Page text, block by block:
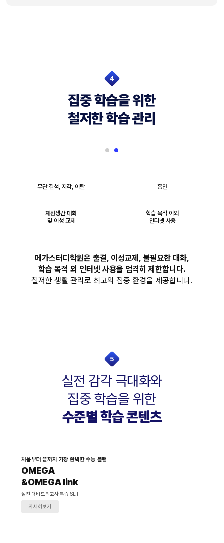
4
집중 학습을 위한
철저한 학습 관리
무단 결석, 지각, 이탈 흡연
재원생간 대화
및 이성 교제
학습 목적 이외
인터넷 사용
메가스터디학원은 출결, 이성교제, 불필요한 대화,
학습 목적 외 인터넷 사용을 엄격히 제한합니다.
철저한 생활 관리로 최고의 집중 환경을 제공합니다.
5
실전 감각 극대화와
집중 학습을 위한
수준별 학습 콘텐츠
처음부터 끝까지 가장 완벽한 수능 플랜
OMEGA
&OMEGA link
실전 대비 모의고사·복습 SET
자세히보기